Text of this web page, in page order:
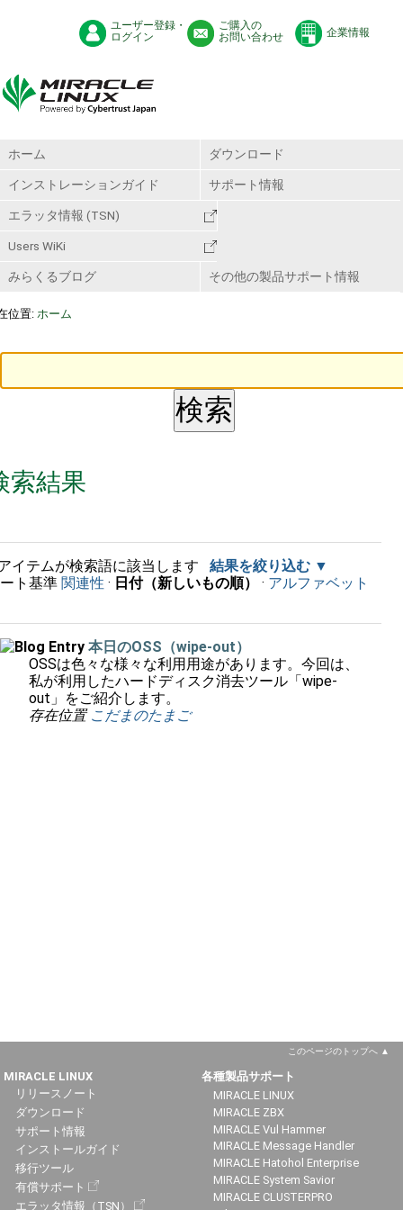
ユーザー登録・
ログイン
ご購入の
お問い合わせ
企業情報
ホーム ダウンロード
インストレーションガイド サポート情報
エラッタ情報 (TSN)
Users WiKi
みらくるブログ その他の製品サポート情報
位置: ホーム
索結果
イテムが検索語に該当します
結果を絞り込む
ト基準 関連性 · 日付（新しいもの順） · アルファベット
本日のOSS（wipe-out）
OSSは色々な様々な利用用途があります。今回は、
私が利用したハードディスク消去ツール「wipe-
out」をご紹介します。
存在位置 こだまのたまご
このページのトップへ
MIRACLE LINUX
リリースノート
ダウンロード
サポート情報
インストールガイド
移行ツール
有償サポート
エラッタ情報（TSN）
各種製品サポート
MIRACLE LINUX
MIRACLE ZBX
MIRACLE Vul Hammer
MIRACLE Message Handler
MIRACLE Hatohol Enterprise
MIRACLE System Savior
MIRACLE CLUSTERPRO